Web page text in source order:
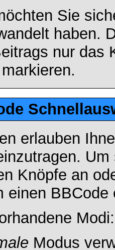
Sie
haben.
nur das
erlauben
Knöpfe an
einen BBCode
Modus